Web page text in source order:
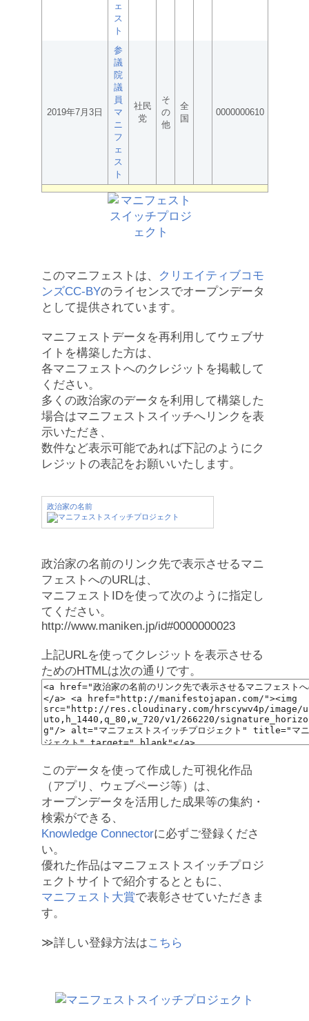
ェ
ス
ト
2019年7月3日
参
議
院
議
員
マ
ニ
フ
ェ
ス
ト
社民
党
そ
の
他
全
国
0000000610
このマニフェストは、
クリエイティブコモ
ンズCC-BYのライセンスでオープンデータ
として提供されています。
マニフェストデータを再利用してウェブサ
イトを構築した方は、
各マニフェストへのクレジットを掲載して
ください。
多くの政治家のデータを利用して構築した
場合はマニフェストスイッチへリンクを表
示いただき、
数件など表示可能であれば下記のようにク
レジットの表記をお願いいたします。
政治家の名前
政治家の名前のリンク先で表示させるマニ
フェストへのURLは、
マニフェストIDを使って次のように指定し
てください。
http://www.maniken.jp/id#0000000023
上記URLを使ってクレジットを表示させる
ためのHTMLは次の通りです。
このデータを使って作成した可視化作品
（アプリ、ウェブページ等）は、
オープンデータを活用した成果等の集約・
検索ができる、
Knowledge Connectorに必ずご登録くださ
い。
優れた作品はマニフェストスイッチプロジ
ェクトサイトで紹介するとともに、
マニフェスト大賞で表彰させていただきま
す。
≫詳しい登録方法はこちら